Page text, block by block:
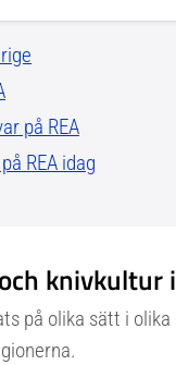
på REA
REA idag
knivkultur
på olika sätt i